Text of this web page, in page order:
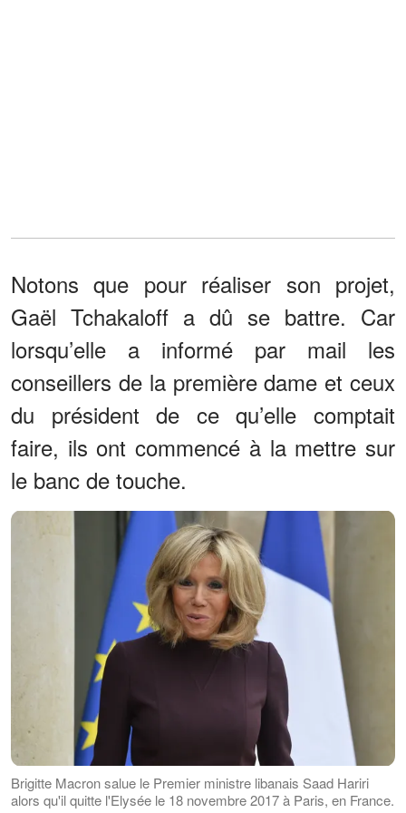
Notons que pour réaliser son projet,
Gaël Tchakaloff a dû se battre. Car
lorsqu’elle a informé par mail les
conseillers de la première dame et ceux
du président de ce qu’elle comptait
faire, ils ont commencé à la mettre sur
le banc de touche.
Brigitte Macron salue le Premier ministre libanais Saad Hariri
alors qu'il quitte l'Elysée le 18 novembre 2017 à Paris, en France.